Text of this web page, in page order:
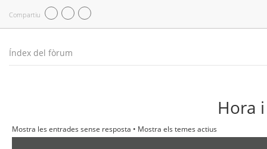
Compartiu
Índex del fòrum
Hora
Mostra les entrades sense resposta • Mostra els temes actius